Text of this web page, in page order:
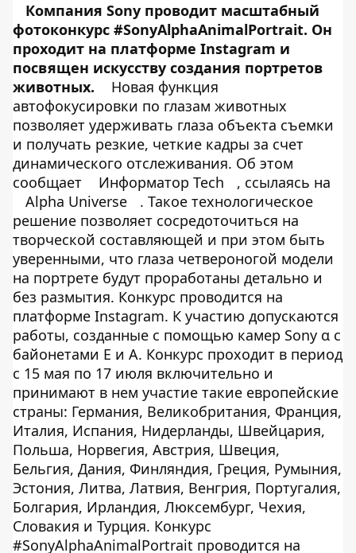
Компания Sony проводит масштабный
фотоконкурс #SonyAlphaAnimalPortrait. Он
проходит на платформе Instagram и
посвящен искусству создания портретов
животных.
Новая функция
автофокусировки по глазам животных
позволяет удерживать глаза объекта съемки
и получать резкие, четкие кадры за счет
динамического отслеживания. Об этом
сообщает
Информатор Tech
, ссылаясь на
Alpha Universe
. Такое технологическое
решение позволяет сосредоточиться на
творческой составляющей и при этом быть
уверенными, что глаза четвероногой модели
на портрете будут проработаны детально и
без размытия. Конкурс проводится на
платформе Instagram. К участию допускаются
работы, созданные с помощью камер Sony α с
байонетами Е и А. Конкурс проходит в период
с 15 мая по 17 июля включительно и
принимают в нем участие такие европейские
страны: Германия, Великобритания, Франция,
Италия, Испания, Нидерланды, Швейцария,
Польша, Норвегия, Австрия, Швеция,
Бельгия, Дания, Финляндия, Греция, Румыния,
Эстония, Литва, Латвия, Венгрия, Португалия,
Болгария, Ирландия, Люксембург, Чехия,
Словакия и Турция. Конкурс
#SonyAlphaAnimalPortrait проводится на